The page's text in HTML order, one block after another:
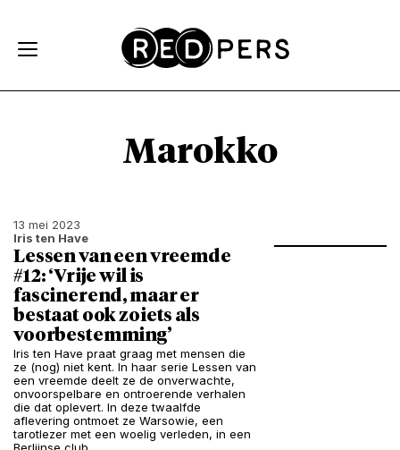
Marokko
13 mei 2023
Iris ten Have
Lessen van een vreemde
#12: ‘Vrije wil is
fascinerend, maar er
bestaat ook zoiets als
voorbestemming’
Iris ten Have praat graag met mensen die
ze (nog) niet kent. In haar serie Lessen van
een vreemde deelt ze de onverwachte,
onvoorspelbare en ontroerende verhalen
die dat oplevert. In deze twaalfde
aflevering ontmoet ze Warsowie, een
tarotlezer met een woelig verleden, in een